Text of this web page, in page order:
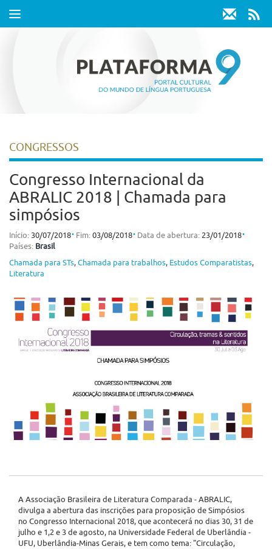
Toggle
CONGRESSOS
Congresso Internacional da
ABRALIC 2018 | Chamada para
simpósios
Início: 30/07/2018⋅ Fim: 03/08/2018⋅ Data de abertura: 23/01/2018⋅
Países: Brasil
Chamada para STs, Chamada para trabalhos, Estudos Comparatistas,
Literatura
A Associação Brasileira de Literatura Comparada - ABRALIC,
divulga a abertura das inscrições para proposição de Simpósios
no Congresso Internacional 2018, que acontecerá no dias 30, 31 de
julho e 1,2 e 3 de agosto, na Universidade Federal de Uberlândia -
UFU, Uberlândia-Minas Gerais, e tem como tema: "Circulação,